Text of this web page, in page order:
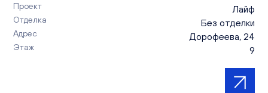
Проект Лайф
Отделка Без отделки
Адрес Дорофеева, 24
Этаж 9